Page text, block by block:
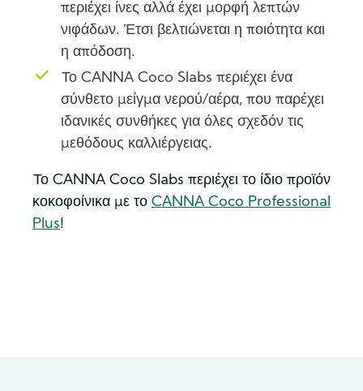
περιέχει ίνες αλλά έχει μορφή λεπτών
νιφάδων. Έτσι βελτιώνεται η ποιότητα και
η απόδοση.
Το CANNA Coco Slabs περιέχει ένα
σύνθετο μείγμα νερού/αέρα, που παρέχει
ιδανικές συνθήκες για όλες σχεδόν τις
μεθόδους καλλιέργειας.
Το CANNA Coco Slabs περιέχει το ίδιο προϊόν
κοκοφοίνικα με το CANNA Coco Professional
Plus!